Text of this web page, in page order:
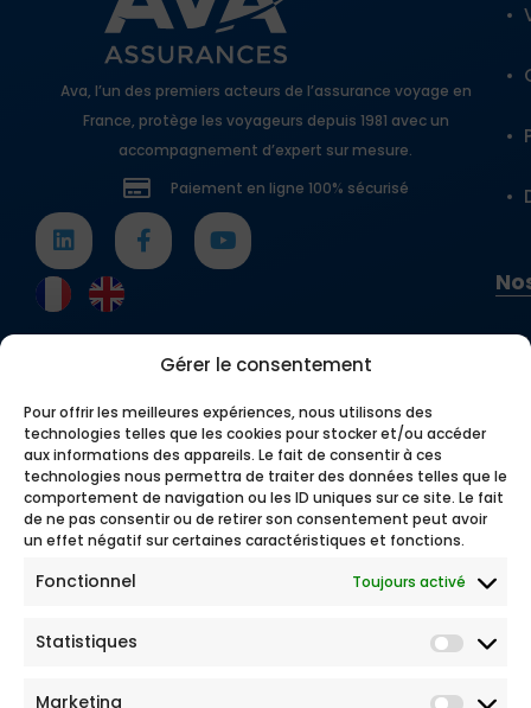
Gérer le consentement
Pour offrir les meilleures expériences, nous utilisons des
technologies telles que les cookies pour stocker et/ou accéder
aux informations des appareils. Le fait de consentir à ces
technologies nous permettra de traiter des données telles que le
comportement de navigation ou les ID uniques sur ce site. Le fait
de ne pas consentir ou de retirer son consentement peut avoir
un effet négatif sur certaines caractéristiques et fonctions.
Fonctionnel Toujours activé
Statistiques
Marketing
Ava, l’un des premiers acteurs de l’assurance voyage en
France, protège les voyageurs depuis 1981 avec un
accompagnement d’expert sur mesure.
Paiement en ligne 100% sécurisé